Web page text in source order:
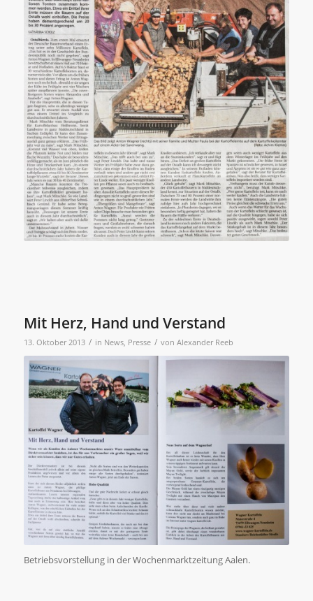
Mit Herz, Hand und Verstand
13. Oktober 2013 / in News, Presse / von Alexander Reeb
Betriebsvorstellung in der Wochenmarktzeitung Aalen.